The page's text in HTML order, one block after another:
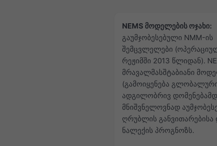
NEMS მოდელების ოჯახი:
გაუმჯობესებული NMM-ის
შემცვლელები
რეჟიმში 2013 წლიდან).
მრავალმასშტაბიანი
(გამოიყენება
ადგილობრივ
მნიშვნელოვნად
ღრუბლის განვითარებისა
ნალექის პროგნოზს.